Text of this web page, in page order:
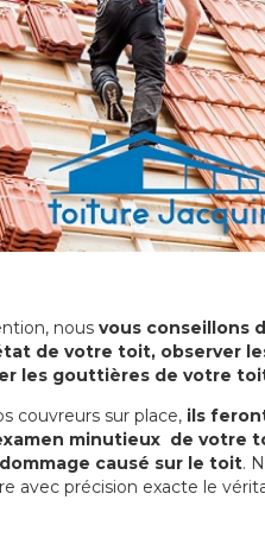
nous vous conseillons
de votre toit, observer
les gouttières de votre
couvreurs sur place, ils
minutieux de votre
causé sur le toit.
avec précision exacte le